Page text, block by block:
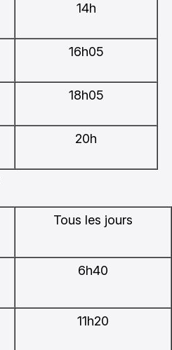
14h
16h05
18h05
20h
Tous les jours
6h40
11h20